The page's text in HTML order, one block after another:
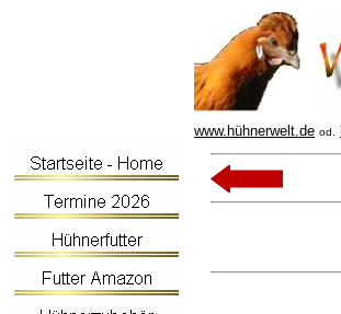
www.hühnerwelt.de od.